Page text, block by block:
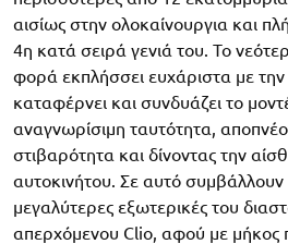
αισίως στην ολοκαίνουργια και
4η κατά σειρά γενιά του. Το
φορά εκπλήσσει ευχάριστα με
καταφέρνει και συνδυάζει το
αναγνωρίσιμη ταυτότητα,
στιβαρότητα και δίνοντας την
αυτοκινήτου. Σε αυτό
μεγαλύτερες εξωτερικές του
απερχόμενου Clio, αφού με μήκος